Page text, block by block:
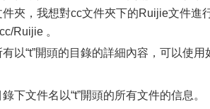
夾，我想對cc文件夾下的Ruijie文件進
Ruijie 。
以“t”開頭的目錄的詳細內容，可以使用
下文件名以“t”開頭的所有文件的信息。